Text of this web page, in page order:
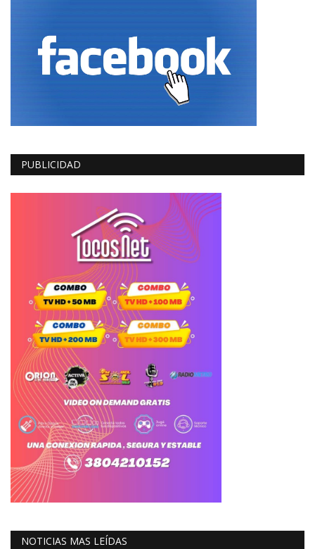
PUBLICIDAD
NOTICIAS MAS LEÍDAS